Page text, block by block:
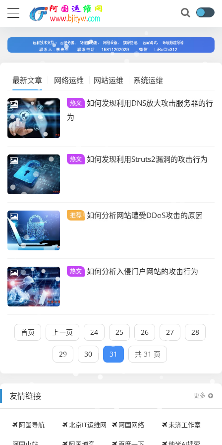
最新文章 网络运维 网站运维 系统运维
热文 如何发现利用DNS放大攻击服务器的行
为
热文 如何发现利用Struts2漏洞的攻击行为
推荐 如何分析网站遭受DDoS攻击的原因
热文 如何分析入侵门户网站的攻击行为
首页 上一页 24 25 26 27 28
29 30 31 共 31 页
友情链接 更多
阿国导航 北京IT运维网 阿国网络 未济工作室